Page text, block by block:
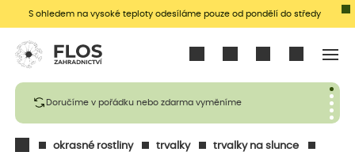
S ohledem na vysoké teploty odesíláme pouze od pondělí do středy
Doručíme v pořádku nebo zdarma vyměníme
okrasné rostliny trvalky
trvalky na slunce